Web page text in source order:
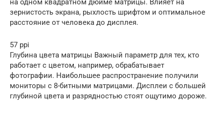
зернистость экрана, рыхлость шрифтом и оптимальное
расстояние от человека до дисплея.
57 ppi
Глубина цвета матрицы Важный параметр для тех, кто
работает с цветом, например, обрабатывает
фотографии. Наибольшее распространение получили
мониторы с 8-битными матрицами. Дисплеи с большей
глубиной цвета и разрядностью стоят ощутимо дороже.